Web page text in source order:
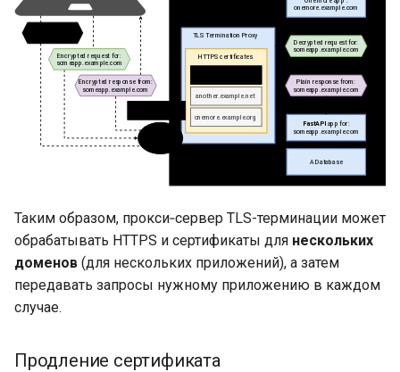
Таким образом, прокси‑сервер TLS-терминации может
обрабатывать HTTPS и сертификаты для нескольких
доменов (для нескольких приложений), а затем
передавать запросы нужному приложению в каждом
случае.
Продление сертификата